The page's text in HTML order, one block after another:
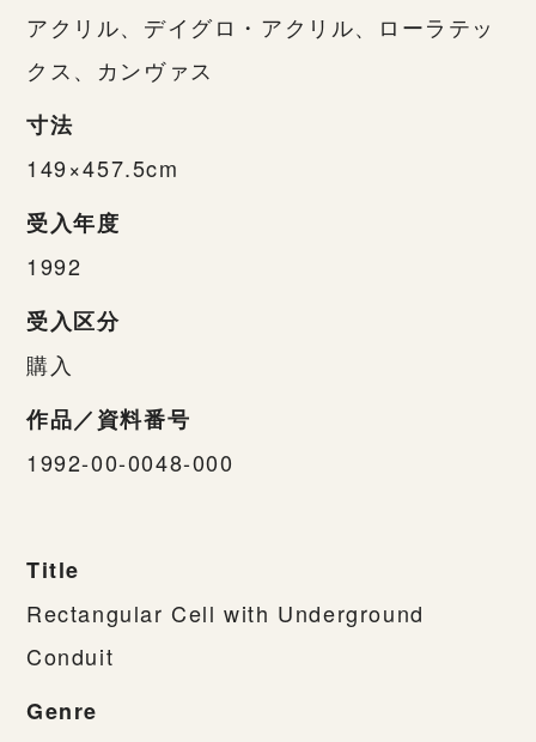
アクリル、デイグロ・アクリル、ローラテッ
クス、カンヴァス
寸法
149×457.5cm
受入年度
1992
受入区分
購入
作品／資料番号
1992-00-0048-000
Title
Rectangular Cell with Underground
Conduit
Genre